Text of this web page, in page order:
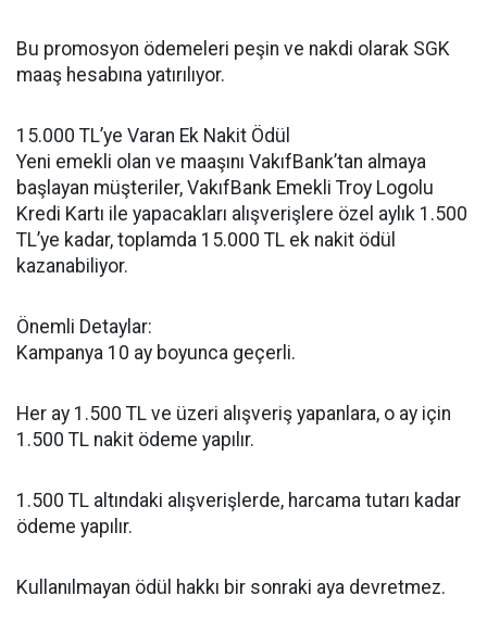
Bu promosyon ödemeleri peşin ve nakdi olarak SGK
maaş hesabına yatırılıyor.
15.000 TL’ye Varan Ek Nakit Ödül
Yeni emekli olan ve maaşını VakıfBank’tan almaya
başlayan müşteriler, VakıfBank Emekli Troy Logolu
Kredi Kartı ile yapacakları alışverişlere özel aylık 1.500
TL’ye kadar, toplamda 15.000 TL ek nakit ödül
kazanabiliyor.
Önemli Detaylar:
Kampanya 10 ay boyunca geçerli.
Her ay 1.500 TL ve üzeri alışveriş yapanlara, o ay için
1.500 TL nakit ödeme yapılır.
1.500 TL altındaki alışverişlerde, harcama tutarı kadar
ödeme yapılır.
Kullanılmayan ödül hakkı bir sonraki aya devretmez.